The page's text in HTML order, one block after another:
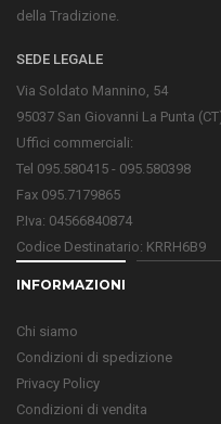
della Tradizione.
SEDE LEGALE
Via Soldato Mannino, 54
95037 San Giovanni La Punta
Uffici commerciali:
Tel 095.580415 - 095.580398
Fax 095.7179865
P.Iva: 04566840874
Codice Destinatario: KRRH6B9
INFORMAZIONI
Chi siamo
Condizioni di spedizione
Privacy Policy
Condizioni di vendita